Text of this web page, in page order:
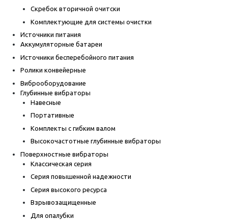
Скребок вторичной очитски
Комплектующие для системы очистки
Источники питания
Аккумуляторные батареи
Источники бесперебойного питания
Ролики конвейерные
Виброоборудование
Глубинные вибраторы
Навесные
Портативные
Комплекты с гибким валом
Высокочастотные глубинные вибраторы
Поверхностные вибраторы
Классическая серия
Серия повышенной надежности
Серия высокого ресурса
Взрывозащищенные
Для опалубки